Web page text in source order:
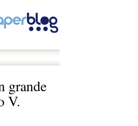
grande
V.